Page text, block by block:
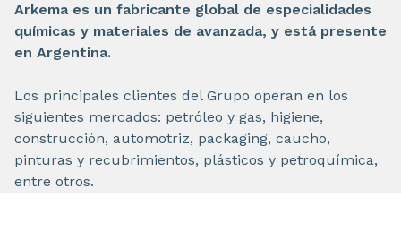
Arkema es un fabricante global de especialidades
químicas y materiales de avanzada, y está presente
en Argentina.
Los principales clientes del Grupo operan en los
siguientes mercados: petróleo y gas, higiene,
construcción, automotriz, packaging, caucho,
pinturas y recubrimientos, plásticos y petroquímica,
entre otros.